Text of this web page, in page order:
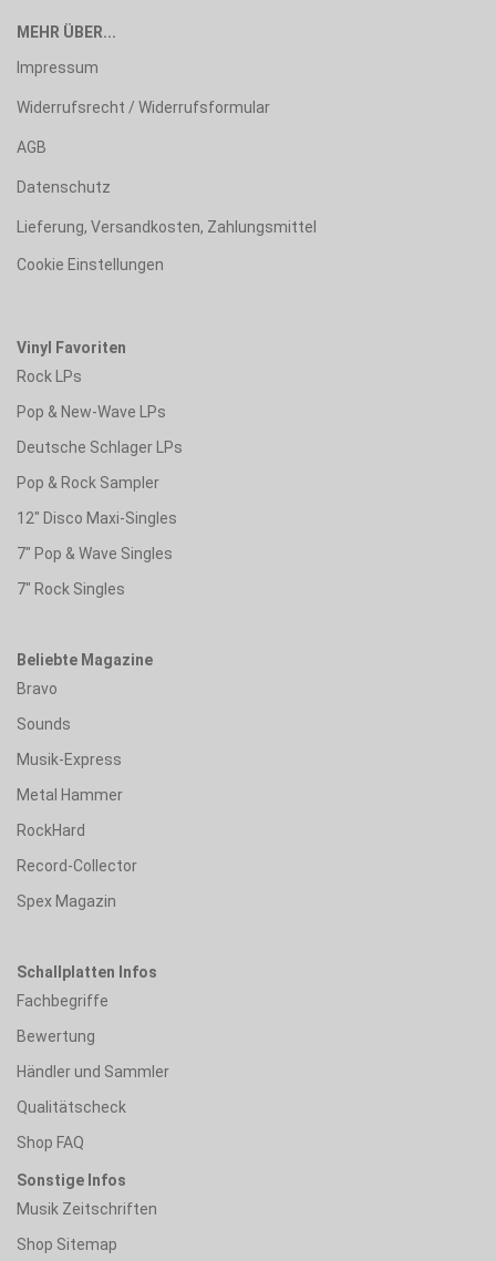
MEHR ÜBER...
Impressum
Widerrufsrecht / Widerrufsformular
AGB
Datenschutz
Lieferung, Versandkosten, Zahlungsmittel
Cookie Einstellungen
Vinyl Favoriten
Rock LPs
Pop & New-Wave LPs
Deutsche Schlager LPs
Pop & Rock Sampler
12" Disco Maxi-Singles
7" Pop & Wave Singles
7" Rock Singles
Beliebte Magazine
Bravo
Sounds
Musik-Express
Metal Hammer
RockHard
Record-Collector
Spex Magazin
Schallplatten Infos
Fachbegriffe
Bewertung
Händler und Sammler
Qualitätscheck
Shop FAQ
Sonstige Infos
Musik Zeitschriften
Shop Sitemap